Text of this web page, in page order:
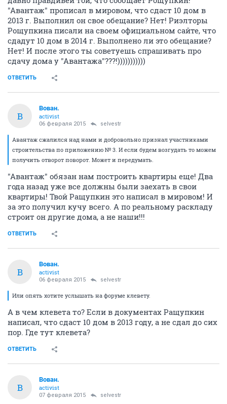
"Авантаж" прописал в мировом, что сдаст 10 дом в
2013 г. Выполнил он свое обещание? Нет! Риэлторы
Рощупкина писали на своем официальном сайте, что
сдадут 10 дом в 2014 г. Выполнено ли это обещание?
Нет! И после этого ты советуешь спрашивать про
сдачу дома у "Авантажа"???!)))))))))))
ОТВЕТИТЬ
В
Вован.
activist
06 февраля 2015 selvestr
Авантаж сжалился над нами и добровольно признал участниками
строительства по приложению № 3. И если будем возгудать то можем
получить отворот поворот. Может и передумать.
"Авантаж" обязан нам построить квартиры еще! Два
года назад уже все должны были заехать в свои
квартиры! Твой Ращупкин это написал в мировом! И
за это получил кучу всего. А по реальному раскладу
строит он другие дома, а не наши!!!
ОТВЕТИТЬ
В
Вован.
activist
06 февраля 2015 selvestr
Или опять хотите услышать на форуме клевету.
А в чем клевета то? Если в документах Ращупкин
написал, что сдаст 10 дом в 2013 году, а не сдал до сих
пор. Где тут клевета?
ОТВЕТИТЬ
В
Вован.
activist
07 февраля 2015 selvestr